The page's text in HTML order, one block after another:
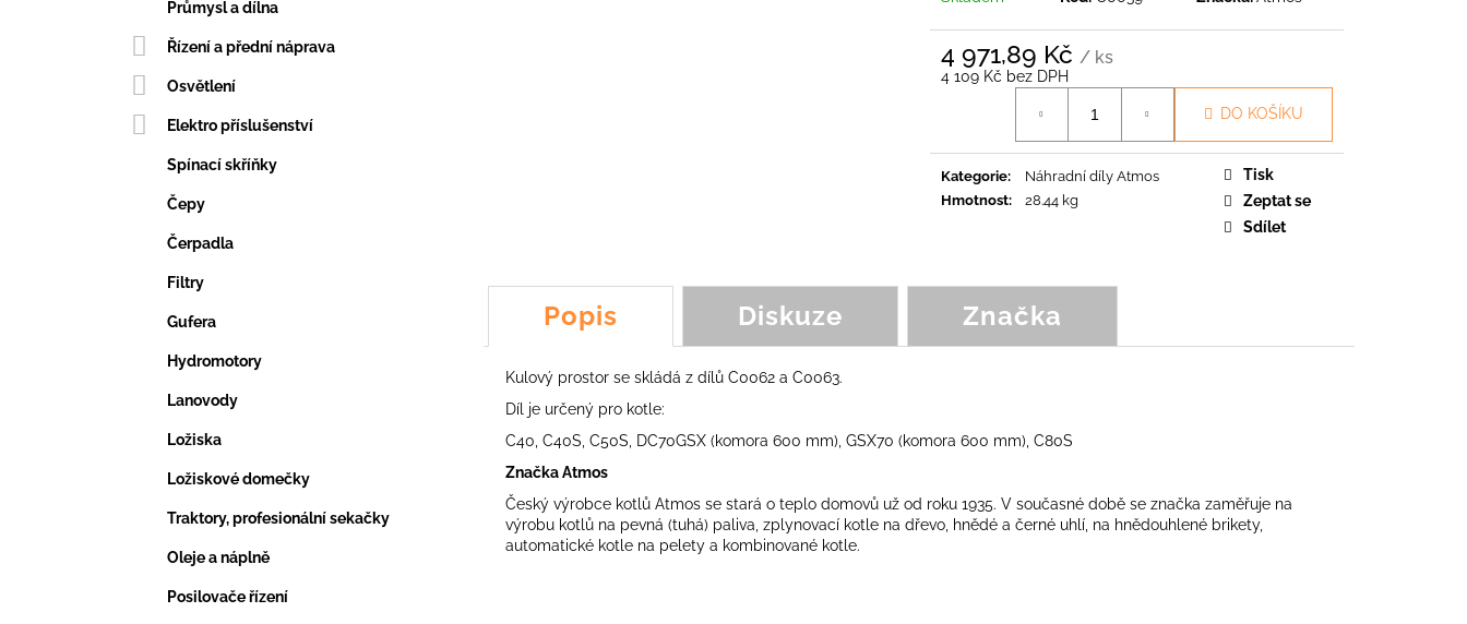
Průmysl a dílna
Řízení a přední náprava
Osvětlení
Elektro příslušenství
Spínací skříňky
Čepy
Čerpadla
Filtry
Gufera
Hydromotory
Lanovody
Ložiska
Ložiskové domečky
Traktory, profesionální sekačky
Oleje a náplně
Posilovače řízení
4 971,89 Kč / ks
4 109 Kč bez DPH
DO KOŠÍKU
Kategorie:
Náhradní díly Atmos
Hmotnost: 28.44 kg
Tisk
Zeptat se
Sdílet
Popis Diskuze Značka
Kulový prostor se skládá z dílů C0062 a C0063.
Díl je určený pro kotle:
C40, C40S, C50S, DC70GSX (komora 600 mm), GSX70 (komora 600 mm), C80S
Značka Atmos
Český výrobce kotlů Atmos se stará o teplo domovů už od roku 1935. V současné době se značka zaměřuje na
výrobu kotlů na pevná (tuhá) paliva, zplynovací kotle na dřevo, hnědé a černé uhlí, na hnědouhlené brikety,
automatické kotle na pelety a kombinované kotle.
VERTIKUTAČNÍ NŮŽ
203,69 Kč
NŮŽ Y LM3, YOYO